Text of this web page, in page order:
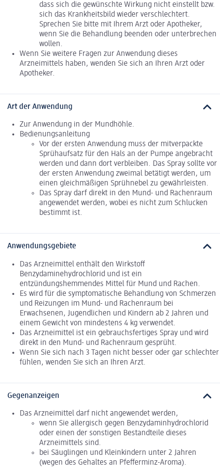
dass sich die gewünschte Wirkung nicht einstellt bzw.
sich das Krankheitsbild wieder verschlechtert.
Sprechen Sie bitte mit Ihrem Arzt oder Apotheker,
wenn Sie die Behandlung beenden oder unterbrechen
wollen.
Wenn Sie weitere Fragen zur Anwendung dieses
Arzneimittels haben, wenden Sie sich an Ihren Arzt oder
Apotheker.
Art der Anwendung
Zur Anwendung in der Mundhöhle.
Bedienungsanleitung
Vor der ersten Anwendung muss der mitverpackte
Sprühaufsatz für den Hals an der Pumpe angebracht
werden und dann dort verbleiben. Das Spray sollte vor
der ersten Anwendung zweimal betätigt werden, um
einen gleichmäßigen Sprühnebel zu gewährleisten.
Das Spray darf direkt in den Mund- und Rachenraum
angewendet werden, wobei es nicht zum Schlucken
bestimmt ist.
Anwendungsgebiete
Das Arzneimittel enthält den Wirkstoff
Benzydaminehydrochlorid und ist ein
entzündungshemmendes Mittel für Mund und Rachen.
Es wird für die symptomatische Behandlung von Schmerzen
und Reizungen im Mund- und Rachenraum bei
Erwachsenen, Jugendlichen und Kindern ab 2 Jahren und
einem Gewicht von mindestens 4 kg verwendet.
Das Arzneimittel ist ein gebrauchsfertiges Spray und wird
direkt in den Mund- und Rachenraum gesprüht.
Wenn Sie sich nach 3 Tagen nicht besser oder gar schlechter
fühlen, wenden Sie sich an Ihren Arzt.
Gegenanzeigen
Das Arzneimittel darf nicht angewendet werden,
wenn Sie allergisch gegen Benzydaminhydrochlorid
oder einen der sonstigen Bestandteile dieses
Arzneimittels sind.
bei Säuglingen und Kleinkindern unter 2 Jahren
(wegen des Gehaltes an Pfefferminz-Aroma).